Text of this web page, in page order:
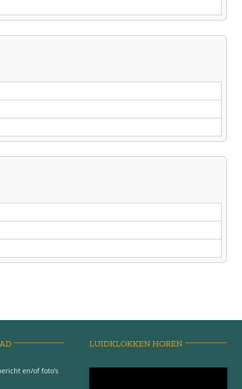
en/of foto’s
LUIDKLOKKEN HOREN